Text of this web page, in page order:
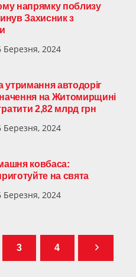
напрямку поблизу
Захисник з
Березня, 2024
утримання автодоріг
на Житомирщині
2,82 млрд грн
Березня, 2024
ковбаса:
на свята
Березня, 2024
3 4